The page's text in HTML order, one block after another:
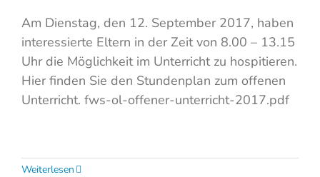
Am Dienstag, den 12. September 2017, haben
interessierte Eltern in der Zeit von 8.00 – 13.15
Uhr die Möglichkeit im Unterricht zu hospitieren.
Hier finden Sie den Stundenplan zum offenen
Unterricht. fws-ol-offener-unterricht-2017.pdf
Weiterlesen